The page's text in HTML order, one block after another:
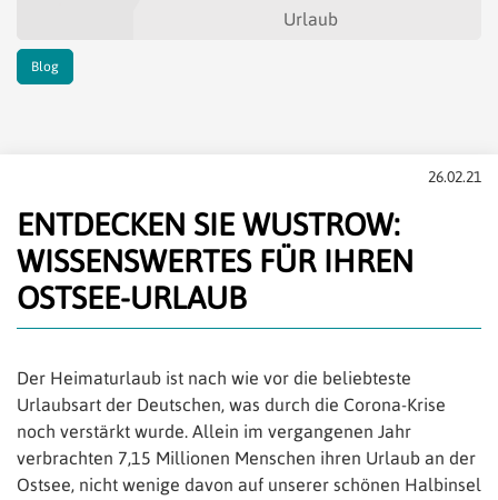
Urlaub
Blog
26.02.21
ENTDECKEN SIE WUSTROW:
WISSENSWERTES FÜR IHREN
OSTSEE-URLAUB
Der Heimaturlaub ist nach wie vor die beliebteste
Urlaubsart der Deutschen, was durch die Corona-Krise
noch verstärkt wurde. Allein im vergangenen Jahr
verbrachten 7,15 Millionen Menschen ihren Urlaub an der
Ostsee, nicht wenige davon auf unserer schönen Halbinsel